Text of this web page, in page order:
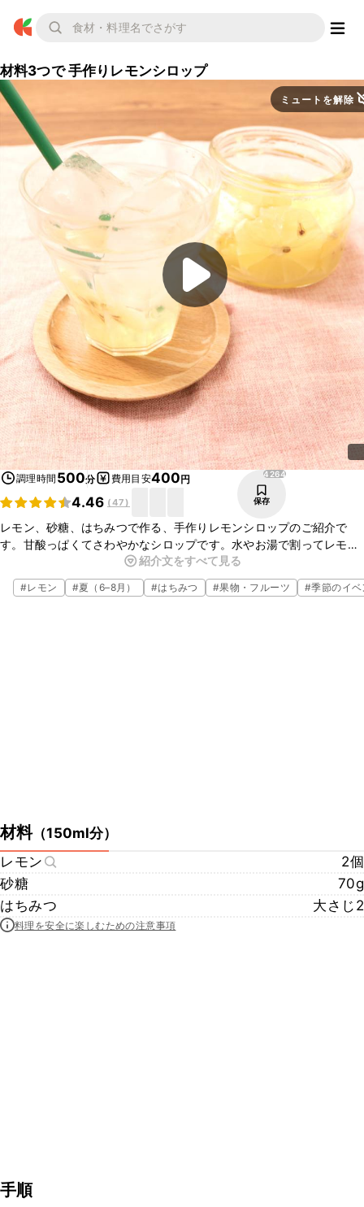
材料3つで 手作りレモンシロップ
ミュートを解除
調理時間 500分 費用目安400円
4.46 (47)
4264
保存
レモン、砂糖、はちみつで作る、手作りレモンシロップのご紹介で
す。甘酸っぱくてさわやかなシロップです。水やお湯で割ってレモ
ネードにしたり、炭酸水で割ってレモンスカッシュにしてもおいしく
召し上がれますよ。ぜひお試しくださいね。
紹介文をすべて見る
#レモン #夏（6–8月） #はちみつ #果物・フルーツ #季節のイ
材料（150ml分）
レモン
2個
砂糖
70g
はちみつ
大さじ2
料理を安全に楽しむための注意事項
手順